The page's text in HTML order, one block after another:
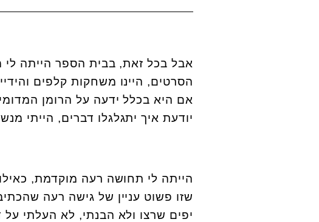
אבל בכל זאת, בבית הספר הייתה לי
הסרטים, היינו משחקות קלפים
אם היא בכלל ידעה על הרומן
יודעת איך יתגלגלו דברים, הייתי
הייתה לי תחושה רעה מוקדמת,
שזו פשוט עניין של גישה רעה
יפים שרצו ולא הבנתי, לא העלתי על